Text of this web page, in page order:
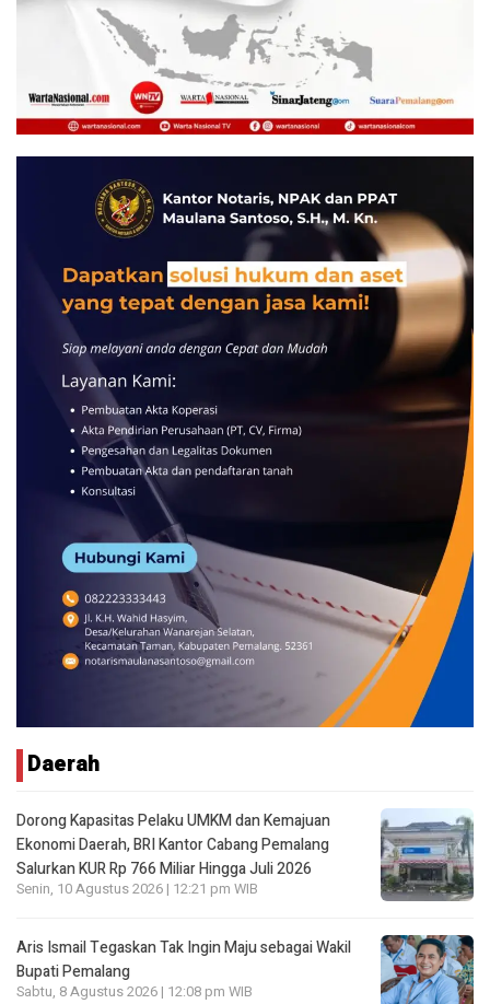
Daerah
Dorong Kapasitas Pelaku UMKM dan Kemajuan
Ekonomi Daerah, BRI Kantor Cabang Pemalang
Salurkan KUR Rp 766 Miliar Hingga Juli 2026
Senin, 10 Agustus 2026 | 12:21 pm WIB
Aris Ismail Tegaskan Tak Ingin Maju sebagai Wakil
Bupati Pemalang
Sabtu, 8 Agustus 2026 | 12:08 pm WIB